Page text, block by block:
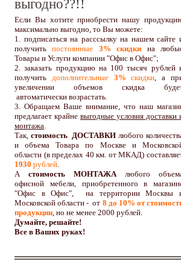
выгодно??!!
Если Вы хотите приобрести нашу
максимально выгодно, то Вы можете:
1. подписаться на расссылку на нашем сайте
получитьпостоянные 3% скидки на
Товары и Услуги компании "Офис в Офис";
2. заказать продукцию на 100 тысяч рублей
получить дополнительные3% скидки, а
увеличении объемов скидка
автоматически возрастать.
3. Обращаем Ваше внимание, что наш
предлагает крайне выгодные условия доставки
монтажа.
Так, стоимость ДОСТАВКИлюбого
и объема Товара по Москве и
области (в пределах 40 км. от МКАД)
1930 рублей.
А стоимость МОНТАЖАлюбого
офисной мебели, приобретенного в
"Офис в Офис", на территории Москвы
Московской области - от 8 до 10% от
продукции, но не менее 2000 рублей.
Думайте, решайте!
Все в Ваших руках!